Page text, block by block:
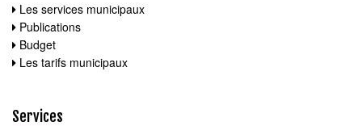
Les services municipaux
Publications
Budget
Les tarifs municipaux
Services